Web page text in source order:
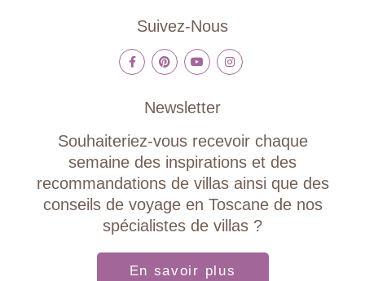
Suivez-Nous
Newsletter
Souhaiteriez-vous recevoir chaque
semaine des inspirations et des
recommandations de villas ainsi que des
conseils de voyage en Toscane de nos
spécialistes de villas ?
En savoir plus